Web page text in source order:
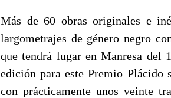
Más de 60 obras originales e
largometrajes de género negro
que tendrá lugar en Manresa del
edición para este Premio Plácido
con prácticamente unos veinte